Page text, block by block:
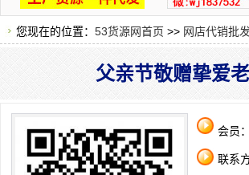
您现在的位置： 53货源网首页 >> 网店代销批
父亲节敬赠挚爱
会员：
联系